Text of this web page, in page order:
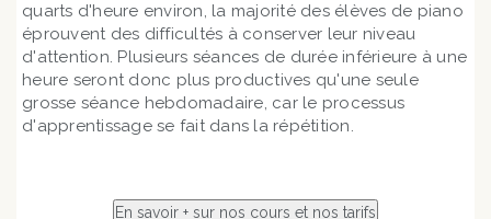
quarts d'heure environ, la majorité des élèves de piano
éprouvent des difficultés à conserver leur niveau
d'attention. Plusieurs séances de durée inférieure à une
heure seront donc plus productives qu'une seule
grosse séance hebdomadaire, car le processus
d'apprentissage se fait dans la répétition.